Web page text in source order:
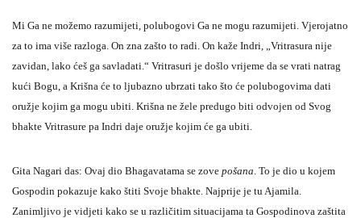
Mi Ga ne možemo razumijeti, polubogovi Ga ne mogu razumijeti. Vjerojatno
za to ima više razloga. On zna zašto to radi. On kaže Indri, „Vritrasura nije
zavidan, lako ćeš ga savladati.“ Vritrasuri je došlo vrijeme da se vrati natrag
kući Bogu, a Krišna će to ljubazno ubrzati tako što će polubogovima dati
oružje kojim ga mogu ubiti. Krišna ne žele predugo biti odvojen od Svog
bhakte Vritrasure pa Indri daje oružje kojim će ga ubiti.
Gita Nagari das: Ovaj dio Bhagavatama se zove pošana . To je dio u kojem
Gospodin pokazuje kako štiti Svoje bhakte. Najprije je tu Ajamila.
Zanimljivo je vidjeti kako se u različitim situacijama ta Gospodinova zaštita